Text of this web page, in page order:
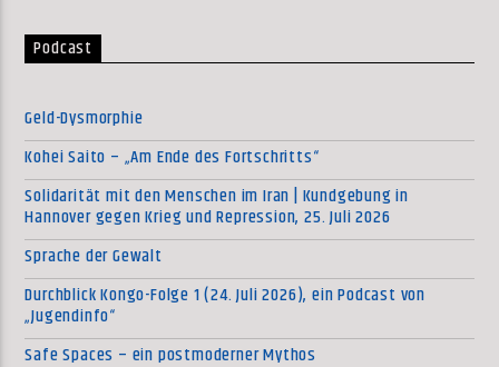
Podcast
Geld-Dysmorphie
Kohei Saito – „Am Ende des Fortschritts“
Solidarität mit den Menschen im Iran | Kundgebung in
Hannover gegen Krieg und Repression, 25. Juli 2026
Sprache der Gewalt
Durchblick Kongo-Folge 1 (24. Juli 2026), ein Podcast von
„Jugendinfo“
Safe Spaces – ein postmoderner Mythos